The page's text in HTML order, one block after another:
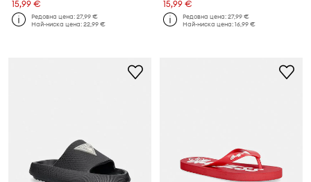
15,99 €
Редовна цена:27,99 €
Най-ниска цена:22,99 €
15,99 €
Редовна цена:27,99 €
Най-ниска цена:16,99 €